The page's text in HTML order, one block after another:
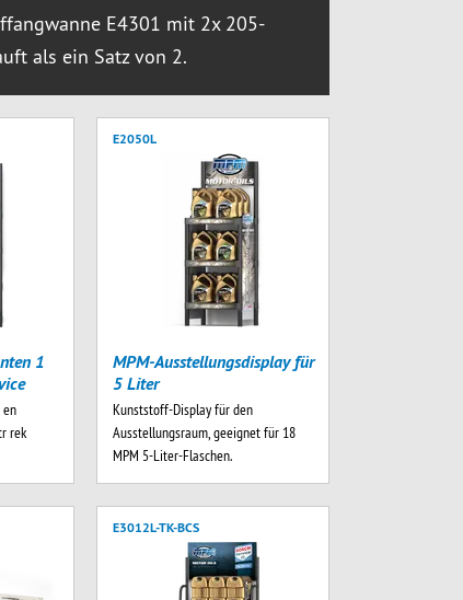
E4301 mit 2x 205-
als ein Satz von 2.
1
en
rek
E2050L
MPM-Ausstellungsdisplay für
5 Liter
Kunststoff-Display für den
Ausstellungsraum, geeignet für 18
MPM 5-Liter-Flaschen.
E3012L-TK-BCS